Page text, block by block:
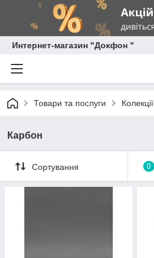
Интернет-магазин "Докфон "
Товари та послуги Колекції
Карбон
Сортування 0